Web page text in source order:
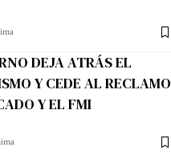
DEJA ATRÁS EL
Y CEDE AL RECLAMO
Y EL FMI